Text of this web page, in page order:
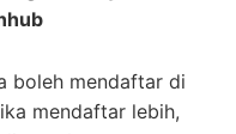
boleh mendaftar di
mendaftar lebih,